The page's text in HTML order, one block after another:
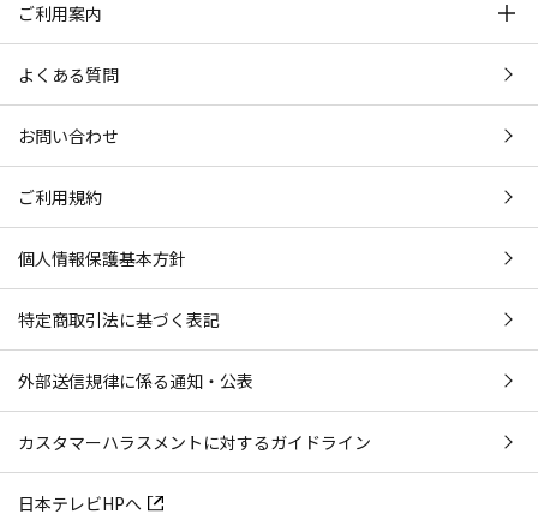
ご利用案内
よくある質問
お問い合わせ
ご利用規約
個人情報保護基本方針
特定商取引法に基づく表記
外部送信規律に係る通知・公表
カスタマーハラスメントに対するガイドライン
日本テレビHPへ